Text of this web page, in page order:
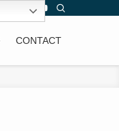
CONTACT